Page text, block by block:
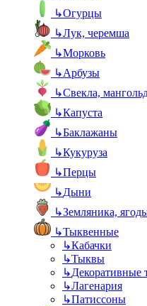
↳Огурцы
↳Лук, черемша
↳Морковь
↳Арбузы
↳Свекла,
↳Капуста
↳Баклажаны
↳Кукуруза
↳Перцы
↳Дыни
↳Земляника,
↳Тыквенные
↳Кабачки
↳Тыквы
↳Декоративные
↳Лагенария
↳Патиссоны